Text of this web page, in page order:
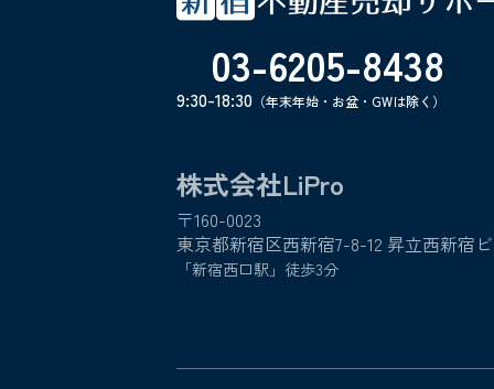
03-6205-8438
9:30-18:30 （年末年始・お盆・GWは除く）
株式会社LiPro
〒160-0023
東京都新宿区西新宿7-8-12 昇立西新宿
「新宿西口駅」徒歩3分